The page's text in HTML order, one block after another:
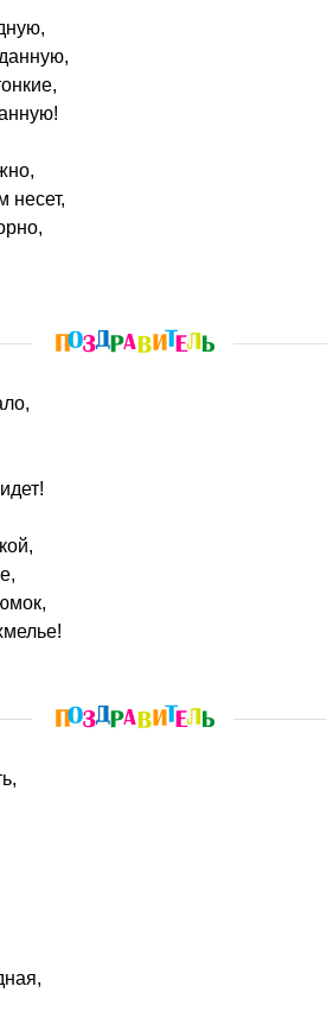
несет,